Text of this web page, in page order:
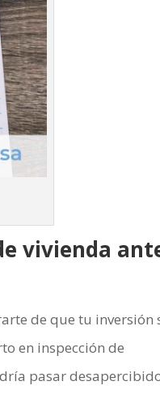
vivienda
de que tu inversión
en inspección de
pasar